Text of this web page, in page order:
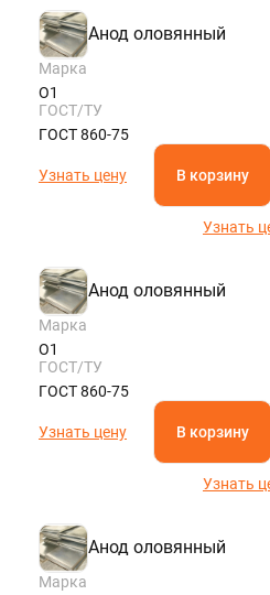
Анод оловянный
Марка
О1
ГОСТ/ТУ
ГОСТ 860-75
Узнать цену В корзину
Узнать
Анод оловянный
Марка
О1
ГОСТ/ТУ
ГОСТ 860-75
Узнать цену В корзину
Узнать
Анод оловянный
Марка